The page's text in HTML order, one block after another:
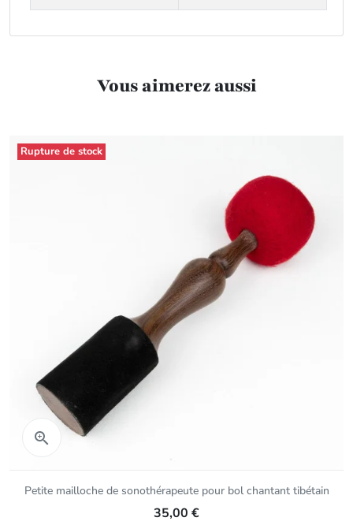
Vous aimerez aussi
 Aperçu rapide
Petite mailloche de sonothérapeute pour bol chantant tibétain
35,00 €
Rupture de stock